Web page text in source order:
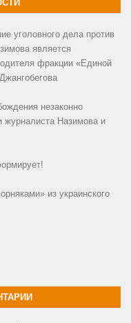
уголовного дела против
является
фракции «Единой
незаконно
журналиста Назимова и
из украинского